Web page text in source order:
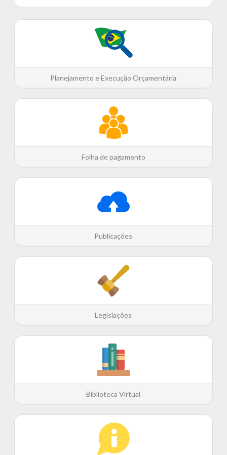
Planejamento e Execução Orçamentária
Folha de pagamento
Publicações
Legislações
Biblioteca Virtual